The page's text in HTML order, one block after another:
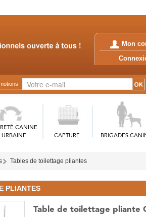
Mon
CANINE
URBAINE
CAPTURE BRIGADES
Tables de toilettage pliantes
PLIANTES
Table de toilettage pliante